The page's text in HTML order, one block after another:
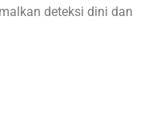
deteksi dini dan